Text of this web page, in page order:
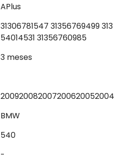
APlus
31306781547 31356769499 313
54014531 31356760985
3 meses
200920082007200620052004
BMW
540
-